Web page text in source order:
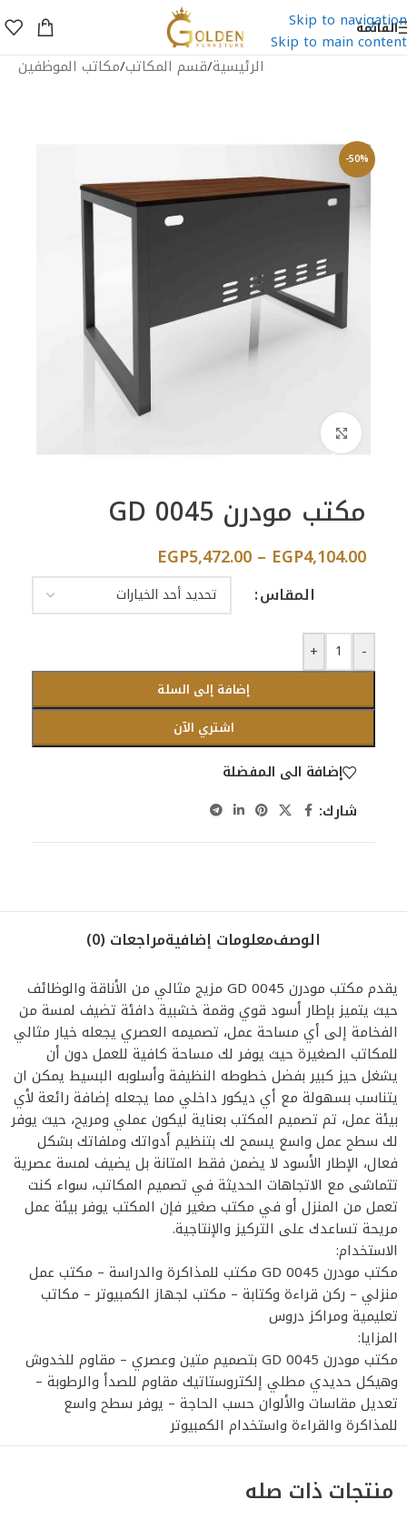
Skip to navigation
Skip to main content
القائمة
الرئيسية/قسم المكاتب/مكاتب الموظفين
-50%
اضغط للتكبير
مكتب مودرن GD 0045
EGP4,104.00
–
EGP5,472.00
المقاس
-
+
إضافة إلى السلة
اشتري الآن
إضافة الى المفضلة
شارك:
الوصفمعلومات إضافيةمراجعات (0)
يقدم مكتب مودرن GD 0045 مزيج مثالي من الأناقة والوظائف
حيث يتميز بإطار أسود قوي وقمة خشبية دافئة تضيف لمسة من
الفخامة إلى أي مساحة عمل، تصميمه العصري يجعله خيار مثالي
للمكاتب الصغيرة حيث يوفر لك مساحة كافية للعمل دون أن
يشغل حيز كبير بفضل خطوطه النظيفة وأسلوبه البسيط يمكن ان
يتناسب بسهولة مع أي ديكور داخلي مما يجعله إضافة رائعة لأي
بيئة عمل، تم تصميم المكتب بعناية ليكون عملي ومريح، حيث يوفر
لك سطح عمل واسع يسمح لك بتنظيم أدواتك وملفاتك بشكل
فعال، الإطار الأسود لا يضمن فقط المتانة بل يضيف لمسة عصرية
تتماشى مع الاتجاهات الحديثة في تصميم المكاتب، سواء كنت
تعمل من المنزل أو في مكتب صغير فإن المكتب يوفر بيئة عمل
مريحة تساعدك على التركيز والإنتاجية.
الاستخدام:
مكتب مودرن GD 0045 مكتب للمذاكرة والدراسة – مكتب عمل
منزلي – ركن قراءة وكتابة – مكتب لجهاز الكمبيوتر – مكاتب
تعليمية ومراكز دروس
المزايا:
مكتب مودرن GD 0045 بتصميم متين وعصري – مقاوم للخدوش
وهيكل حديدي مطلي إلكتروستاتيك مقاوم للصدأ والرطوبة –
تعديل مقاسات والألوان حسب الحاجة – يوفر سطح واسع
للمذاكرة والقراءة واستخدام الكمبيوتر
منتجات ذات صله